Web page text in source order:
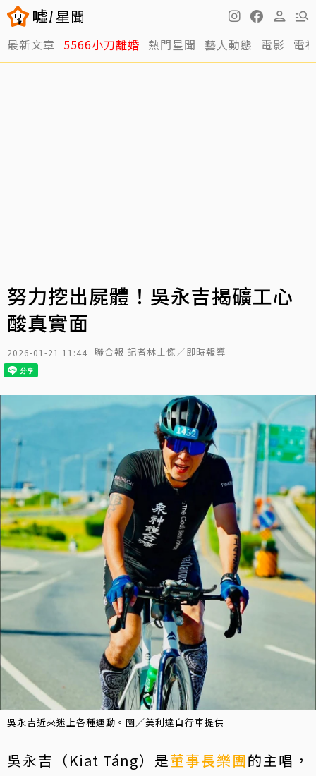
最新文章 5566小刀離婚 熱門星聞 藝人動態 電影 電
努力挖出屍體！吳永吉揭礦工心
酸真實面
2026-01-21 11:44 聯合報 記者林士傑／即時報導
吳永吉近來迷上各種運動。圖／美利達自行車提供
吳永吉（Kiat Táng）是董事長樂團的主唱，